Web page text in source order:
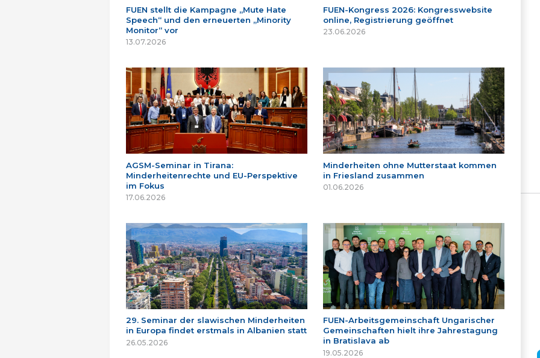
FUEN stellt die Kampagne „Mute Hate
Speech“ und den erneuerten „Minority
Monitor“ vor
13.07.2026
FUEN-Kongress 2026: Kongresswebsite
online, Registrierung geöffnet
23.06.2026
AGSM-Seminar in Tirana:
Minderheitenrechte und EU-Perspektive
im Fokus
17.06.2026
Minderheiten ohne Mutterstaat kommen
in Friesland zusammen
01.06.2026
29. Seminar der slawischen Minderheiten
in Europa findet erstmals in Albanien statt
26.05.2026
FUEN-Arbeitsgemeinschaft Ungarischer
Gemeinschaften hielt ihre Jahrestagung
in Bratislava ab
19.05.2026